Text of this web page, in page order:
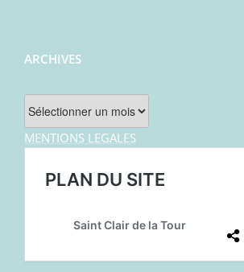
ARCHIVES
Archives
MENTIONS LEGALES